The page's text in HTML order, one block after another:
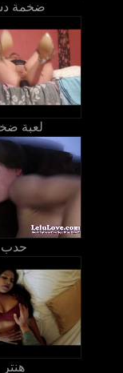
ضخمة
لعبة
حدب
هنتر